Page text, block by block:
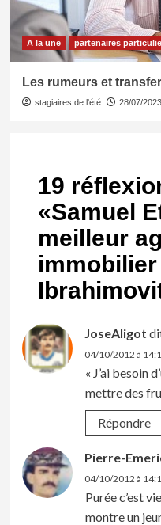
A la une partenaires
Les rumeurs et
stagiaires de l'été 28/07/2023
19
«Samuel
meilleur
JoseAligot
04/10/2012 à
« J’ai besoin
mettre des
Répondre
Pierre-
04/10/2012 à
Purée c’est
montre un